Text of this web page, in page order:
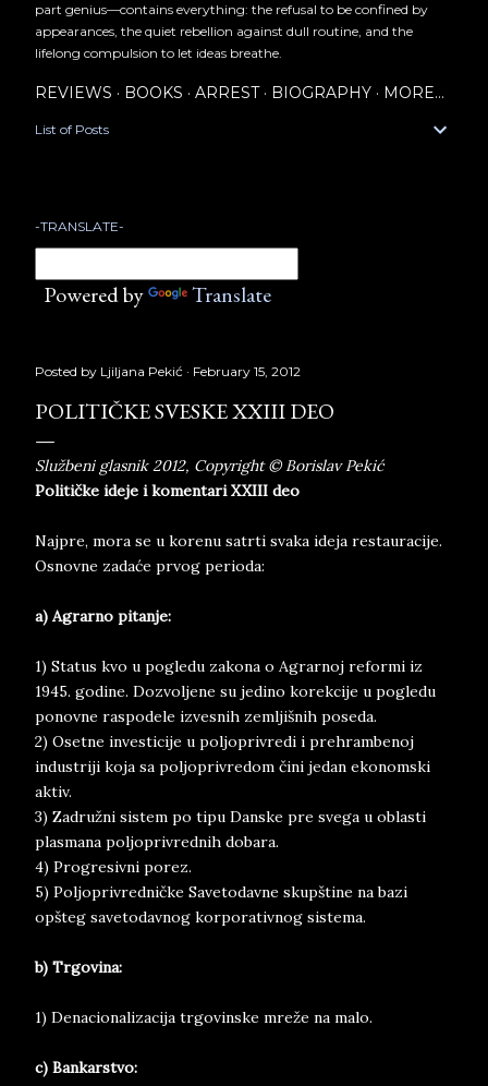
part genius—contains everything: the refusal to be confined by
appearances, the quiet rebellion against dull routine, and the
lifelong compulsion to let ideas breathe.
REVIEWS BOOKS ARREST BIOGRAPHY MORE…
List of Posts
-TRANSLATE-
Powered by Translate
Posted by Ljiljana Pekić February 15, 2012
POLITIČKE SVESKE XXIII DEO
Službeni glasnik 2012, Copyright © Borislav Pekić
Političke ideje i komentari XXIII deo
Najpre, mora se u korenu satrti svaka ideja restauracije.
Osnovne zadaće prvog perioda:
a) Agrarno pitanje:
1) Status kvo u pogledu zakona o Agrarnoj reformi iz
1945. godine. Dozvoljene su jedino korekcije u pogledu
ponovne raspodele izvesnih zemljišnih poseda.
2) Osetne investicije u poljoprivredi i prehrambenoj
industriji koja sa poljoprivredom čini jedan ekonomski
aktiv.
3) Zadružni sistem po tipu Danske pre svega u oblasti
plasmana poljoprivrednih dobara.
4) Progresivni porez.
5) Poljoprivredničke Savetodavne skupštine na bazi
opšteg savetodavnog korporativnog sistema.
b) Trgovina:
1) Denacionalizacija trgovinske mreže na malo.
c) Bankarstvo: